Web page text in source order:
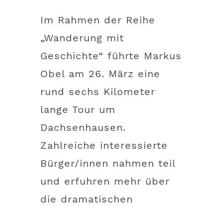
Im Rahmen der Reihe
„Wanderung mit
Geschichte“ führte Markus
Obel am 26. März eine
rund sechs Kilometer
lange Tour um
Dachsenhausen.
Zahlreiche interessierte
Bürger/innen nahmen teil
und erfuhren mehr über
die dramatischen